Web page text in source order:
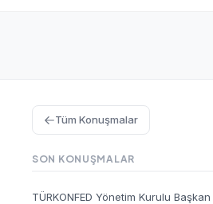
Tüm Konuşmalar
SON KONUŞMALAR
TÜRKONFED Yönetim Kurulu Başkan